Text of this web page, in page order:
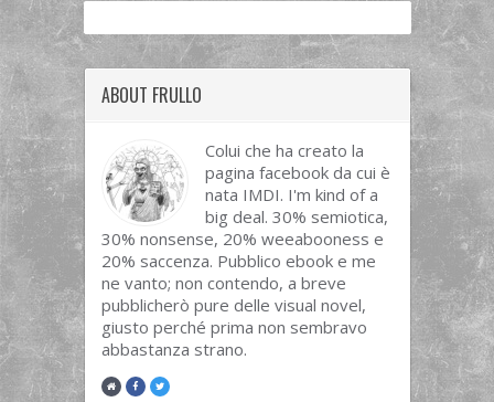
ABOUT FRULLO
Colui che ha creato la
pagina facebook da cui è
nata IMDI. I'm kind of a
big deal. 30% semiotica,
30% nonsense, 20% weeabooness e
20% saccenza. Pubblico ebook e me
ne vanto; non contendo, a breve
pubblicherò pure delle visual novel,
giusto perché prima non sembravo
abbastanza strano.